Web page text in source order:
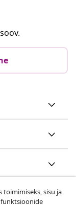
toimimiseks, sisu ja
funktsioonide